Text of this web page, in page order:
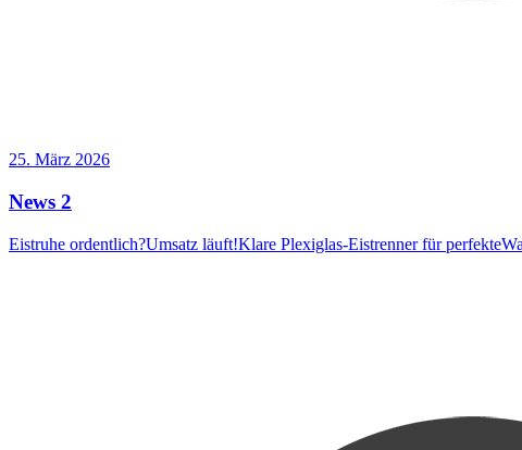
25. März 2026
News 2
Eistruhe ordentlich?Umsatz läuft!Klare Plexiglas-Eistrenner für